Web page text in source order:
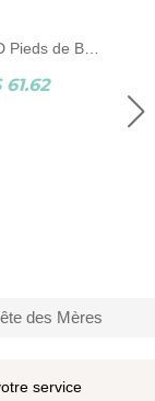
Collier 3D Pieds de Bébé-Pierre de Naissance et Gravure-Argent
61.62
des Mères
service